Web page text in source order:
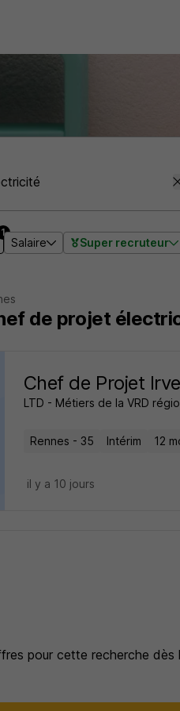
1
Salaire Super recruteur
de projet
Chef de Projet
LTD - Métiers de la VRD
Rennes - 35 Intérim 12
il y a 10 jours
pour cette recherche dès